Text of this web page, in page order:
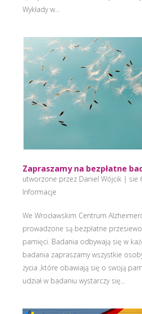
Wykłady w...
Zapraszamy na bezpłatne
utworzone przez Daniel Wójcik| sie
Informacje
We Wrocławskim Centrum
prowadzone są bezpłatne
pamięci. Badania odbywają się w
badania zapraszamy wszystkie
życia ,które obawiają się o swoją
udział w badaniu wystarczy się...